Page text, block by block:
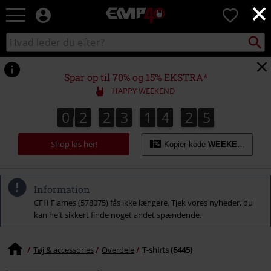
×
EMP
Musik,
TV
gaming
merch
alternativ
mode
0
Søg
sortiment
Søg
Spar op til 70% og 15% EKSTRA*
HAPPY WEEKEND
0
0 2
2 2
2 3
3 1
1 4
4 2
2
2
2 3
4
3
5
4
Shop løs her! Kopier kode WEEKEND
Information
CFH Flames (578075) fås ikke længere. Tjek vores nyheder, du
kan helt sikkert finde noget andet spændende.
Tøj & accessories Overdele T-shirts (6445)